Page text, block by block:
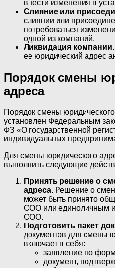
внести изменения в
Слияние или
слиянии или
потребоваться
одной из компаний.
Ликвидация компании.
ее юридический адрес
Порядок смены
адреса
Порядок смены
установлен Федеральным
ФЗ «О государственной
индивидуальных
Для смены юридического
выполнить следующие
Принять решение о
адреса. Решение о
может быть принято
ООО или единоличным
ООО.
Подготовить пакет
документов для смены
включает в себя:
заявление по
документ,